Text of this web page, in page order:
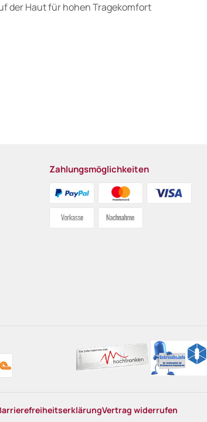
der Haut für hohen Tragekomfort
Zahlungsmöglichkeiten
Vertrag widerrufen